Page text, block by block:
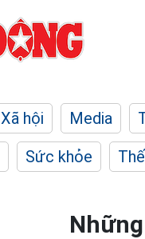
Xã hội Media
Sức khỏe